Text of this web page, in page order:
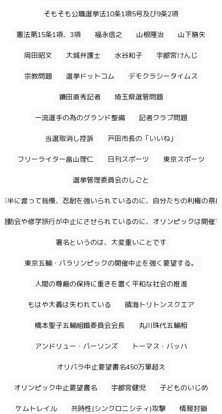
そもそも公職選挙法10条1項5号及び9条2項
憲法第15条1項、3項 福永信之 山根隆治 山下勝矢
岡田昭文 大城弁護士 水谷和子 宇都宮けんじ
宗教問題 選挙ドットコム デモクラシータイムス
鎌田直秀記者 埼玉県選管問題
一流選手の為のグランド整備 記者クラブ問題
当選取消し控訴 戸田市長の「いいね」
フリーライター畠山理仁 日刊スポーツ 東京スポーツ
選挙管理委員会のしごと
半に渡って我慢、忍耐を強いられているのに、自分たちの利権の祭
動会や修学旅行が中止にさせられているのに、オリンピックは開催
署名というのは、大変重いことです
東京五輪・パラリンピックの開催中止を強く要望する。
人間の尊厳の保持に重きを置く平和な社会の推進
もはや大義は失われている 晴海トリトンスクエア
橋本聖子五輪組織委員会会長 丸川珠代五輪相
アンドリュー・パーソンズ トーマス・バッハ
オリパラ中止要望書名450万筆超え
オリンピック中止要望書名 宇都宮健児 子どものいじめ
ケムトレイル 共時性(シンクロニシティ)攻撃 情報封鎖